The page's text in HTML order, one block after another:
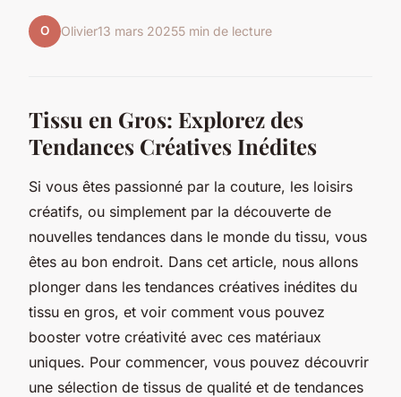
O Olivier13 mars 20255 min de lecture
Tissu en Gros: Explorez des
Tendances Créatives Inédites
Si vous êtes passionné par la couture, les loisirs
créatifs, ou simplement par la découverte de
nouvelles tendances dans le monde du tissu, vous
êtes au bon endroit. Dans cet article, nous allons
plonger dans les tendances créatives inédites du
tissu en gros, et voir comment vous pouvez
booster votre créativité avec ces matériaux
uniques. Pour commencer, vous pouvez découvrir
une sélection de tissus de qualité et de tendances